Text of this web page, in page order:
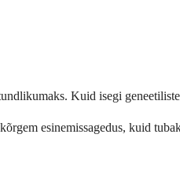
Kuid isegi
esinemissagedus, kuid